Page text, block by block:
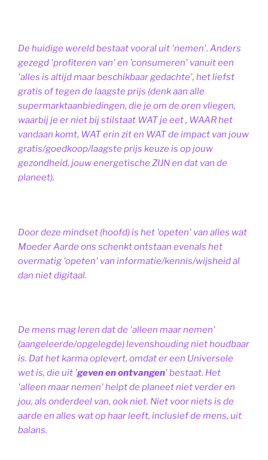
De huidige wereld bestaat vooral uit 'nemen'. Anders
gezegd 'profiteren van' en 'consumeren' vanuit een
'alles is altijd maar beschikbaar gedachte', het liefst
gratis of tegen de laagste prijs (denk aan alle
supermarktaanbiedingen, die je om de oren vliegen,
waarbij je er niet bij stilstaat WAT je eet , WAAR het
vandaan komt, WAT erin zit en WAT de impact van jouw
gratis/goedkoop/laagste prijs keuze is op jouw
gezondheid, jouw energetische ZIJN en dat van de
planeet).
Door deze mindset (hoofd) is het 'opeten' van alles wat
Moeder Aarde ons schenkt ontstaan evenals het
overmatig 'opeten' van informatie/kennis/wijsheid al
dan niet digitaal.
De mens mag leren dat de 'alleen maar nemen'
(aangeleerde/opgelegde) levenshouding niet houdbaar
is. Dat het karma oplevert, omdat er een Universele
wet is, die uit 'geven en ontvangen' bestaat. Het
'alleen maar nemen' helpt de planeet niet verder en
jou, als onderdeel van, ook niet. Niet voor niets is de
aarde en alles wat op haar leeft, inclusief de mens, uit
balans.